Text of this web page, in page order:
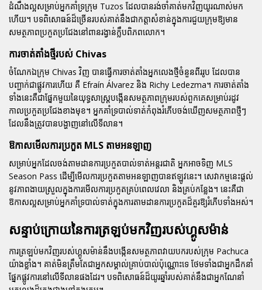
ដំណឹងល្អសម្រាប់អ្នកគាំទ្រក្រុម Tuzos ដែលបានរង់ចាំគាត់មកវិញយូរណាស់មក
ហើយ។ បទពិសោធន៍ដ៏ច្រើនរបស់គាត់នឹងជាកត្តាសំខាន់ក្នុងការជួយក្រុមឱ្យមាន
សមត្ថភាពប្រកួតប្រជែងនៅពានរង្វាន់ក្លឹបពិភពលោក។
ការចាត់តាំងថ្មីរបស់ Chivas
ចំណែកឯក្រុម Chivas វិញ បានធ្វើការចាត់តាំងអ្នកលេងថ្មីចំនួនពីររូប ដែលបាន
បញ្ជាក់ជាផ្លូវការហើយ គឺ Efraín Álvarez និង Richy Ledezma។ ការចាត់តាំង
ទាំងនេះគឺជាផ្នែកមួយនៃយុទ្ធសាស្ត្របង្កើនសមត្ថភាពក្រុមរបស់ពួកគេសម្រាប់រដូវ
កាលប្រកួតប្រជែងខាងមុខ។ អ្នកគាំទ្របាល់ទាត់កំពុងរំភើបចង់ឃើញសមត្ថភាពថ្មីៗ
ដែលនឹងត្រូវបានបង្ហាញនៅលើទីលាន។
ឱកាសមើលការប្រកួត MLS តាមអនឡាញ
សម្រាប់អ្នកដែលចង់តាមដានការប្រកួតបាល់ទាត់អន្តរជាតិ អ្នកអាចទិញ MLS
Season Pass ដើម្បីមើលការប្រកួតតាមអនឡាញបានឥឡូវនេះ។ សេវាកម្មនេះផ្តល់
នូវភាពងាយស្រួលក្នុងការមើលការប្រកួតគ្រប់ពេលវេលា និងគ្រប់កន្លែង។ នេះគឺជា
ឱកាសល្អសម្រាប់អ្នកគាំទ្របាល់ទាត់ក្នុងការតាមដានការប្រកួតដ៏គួរឱ្យរំភើបទាំងអស់។
សន្ទាប់ក្រោយនៃការត្រឡប់មកវិញរបស់ហ្គូសម៉ាន់
ការត្រឡប់មកវិញរបស់ហ្គូសម៉ាន់នឹងបង្កើនសមត្ថភាពវាយបករបស់ក្រុម Pachuca
យ៉ាងខ្លាំង។ គាត់មិនត្រឹមតែជាអ្នកសម្គាល់គ្រាប់បាល់ប៉ុណ្ណោះទេ ថែមទាំងជាអ្នកដឹកនាំ
ផ្នែកផ្លូវការនៅលើទីលានផងដែរ។ បទពិសោធន៍ដ៏យូរឆ្នាំរបស់គាត់នឹងជាអ្នកណែនាំ